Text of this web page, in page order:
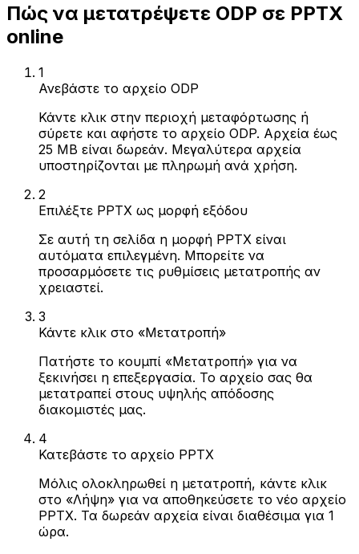
Πώς να μετατρέψετε ODP σε PPTX
online
1
Ανεβάστε το αρχείο ODP
Κάντε κλικ στην περιοχή μεταφόρτωσης ή
σύρετε και αφήστε το αρχείο ODP. Αρχεία έως
25 MB είναι δωρεάν. Μεγαλύτερα αρχεία
υποστηρίζονται με πληρωμή ανά χρήση.
2
Επιλέξτε PPTX ως μορφή εξόδου
Σε αυτή τη σελίδα η μορφή PPTX είναι
αυτόματα επιλεγμένη. Μπορείτε να
προσαρμόσετε τις ρυθμίσεις μετατροπής αν
χρειαστεί.
3
Κάντε κλικ στο «Μετατροπή»
Πατήστε το κουμπί «Μετατροπή» για να
ξεκινήσει η επεξεργασία. Το αρχείο σας θα
μετατραπεί στους υψηλής απόδοσης
διακομιστές μας.
4
Κατεβάστε το αρχείο PPTX
Μόλις ολοκληρωθεί η μετατροπή, κάντε κλικ
στο «Λήψη» για να αποθηκεύσετε το νέο αρχείο
PPTX. Τα δωρεάν αρχεία είναι διαθέσιμα για 1
ώρα.